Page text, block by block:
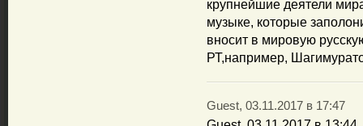
крупнейшие деятели
музыке, которые
вносит в мировую
РТ,например,
Guest, 03.11.2017 в 17:47